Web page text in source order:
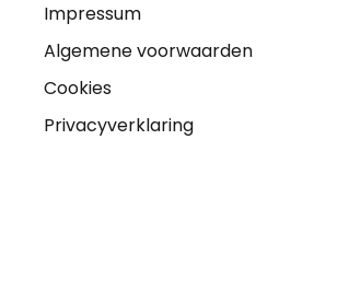
Impressum
Algemene voorwaarden
Cookies
Privacyverklaring